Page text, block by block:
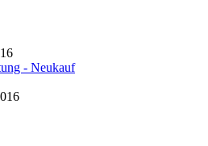
- Neukauf